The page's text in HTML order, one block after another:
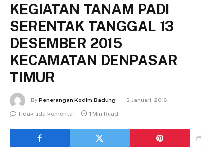
KEGIATAN TANAM PADI
SERENTAK TANGGAL 13
DESEMBER 2015
KECAMATAN DENPASAR
TIMUR
By Penerangan Kodim Badung
6 Januari, 2016
Tidak ada komentar
1 Min Read